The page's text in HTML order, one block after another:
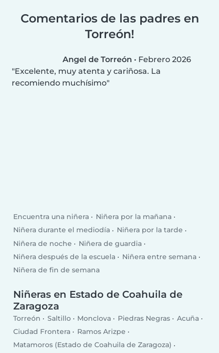
Comentarios de las padres en
Torreón!
Angel de Torreón • Febrero 2026
Excelente, muy atenta y cariñosa. La
recomiendo muchísimo
Encuentra una niñera
Niñera por la mañana
Niñera durante el mediodía
Niñera por la tarde
Niñera de noche
Niñera de guardia
Niñera después de la escuela
Niñera entre semana
Niñera de fin de semana
Niñeras en Estado de Coahuila de
Zaragoza
Torreón Saltillo Monclova Piedras Negras
Acuña
Ciudad Frontera
Ramos Arizpe
Matamoros (Estado de Coahuila de Zaragoza)